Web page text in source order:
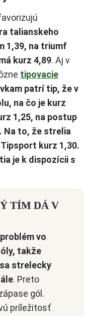
talianskeho
1,39, na triumf
kurz 4,89. Aj v
tipovacie
patrí tip, že v
na čo je kurz
1,25, na postup
Na to, že strelia
kurz 1,30.
je k dispozícii s
TÍM DÁ V
vo
takže
strelecky
. Preto
gól.
príležitosť